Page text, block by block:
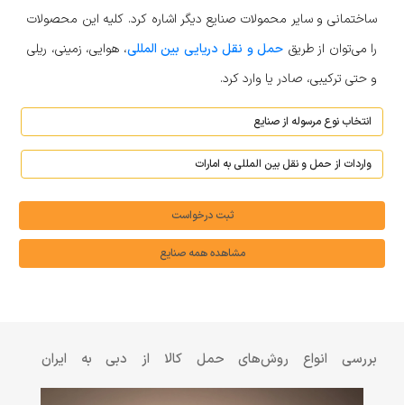
ساختمانی و سایر محمولات صنایع دیگر اشاره کرد. کلیه این محصولات
را می‌توان از طریق حمل و نقل دریایی بین المللی، هوایی، زمینی، ریلی
و حتی ترکیبی، صادر یا وارد کرد.
ثبت درخواست
مشاهده همه صنایع
بررسی انواع روش‌های حمل کالا از دبی به ایران